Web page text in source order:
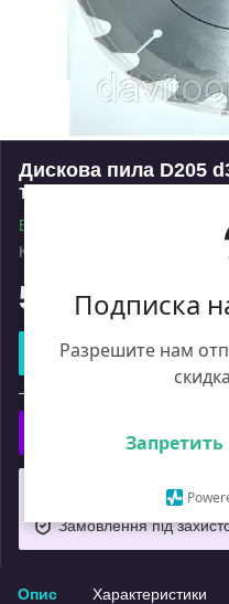
Подписка
Разрешите нам
Запретить
Дискова пила D205
твердосплавними
В наявності
Код: 2156173
530 ₴
Що таке купити з
Замовлення під
Опис Характеристики